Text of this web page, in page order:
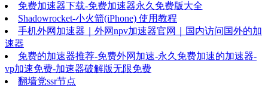
免费加速器下载-免费加速器永久免费版大全
Shadowrocket-小火箭(iPhone) 使用教程
手机外网加速器｜外网npv加速器官网｜国内访问国外的加
速器
免费的加速器推荐-免费外网加速-永久免费加速的加速器-
vp加速免费-加速器破解版无限免费
翻墙党ssr节点